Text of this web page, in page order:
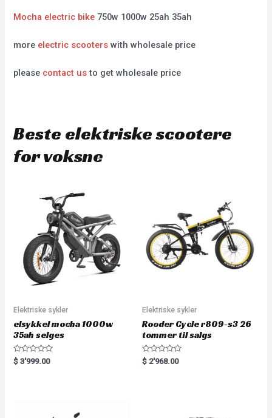
Mocha electric bike 750w 1000w 25ah 35ah
more electric scooters with wholesale price
please contact usto get wholesale price
Beste elektriske scootere
for voksne
Elektriske sykler
elsykkel mocha 1000w
35ah selges
R
a
$ 3'999.00
Elektriske sykler
Rooder Cycle r809-s3 26
tommer til salgs
R
a
$ 2'968.00